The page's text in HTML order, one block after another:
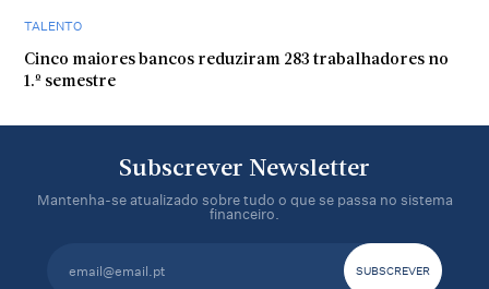
TALENTO
Cinco maiores bancos reduziram 283 trabalhadores no
1.º semestre
Subscrever Newsletter
Mantenha-se atualizado sobre tudo o que se passa no sistema
financeiro.